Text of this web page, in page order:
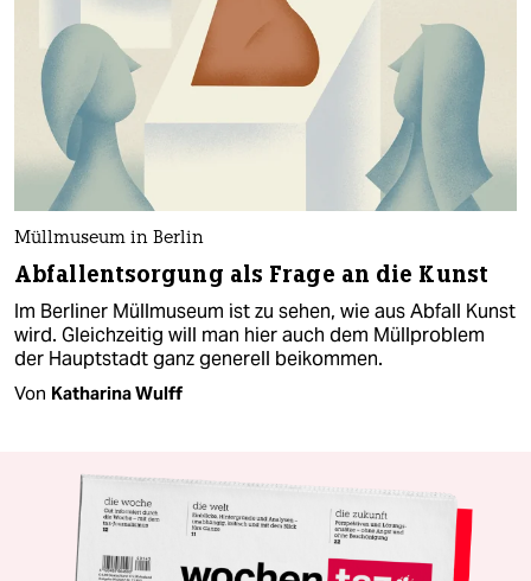
Müllmuseum in Berlin
Abfallentsorgung als Frage an die Kunst
Im Berliner Müllmuseum ist zu sehen, wie aus Abfall Kunst
wird. Gleichzeitig will man hier auch dem Müllproblem
der Hauptstadt ganz generell beikommen.
Von Katharina Wulff